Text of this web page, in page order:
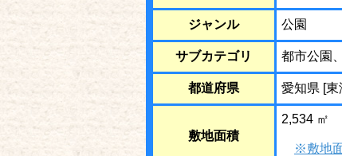
ジャンル 公園
サブカテゴリ 都市公園
都道府県 愛知県 [東
敷地面積
2,534 ㎡
※敷地